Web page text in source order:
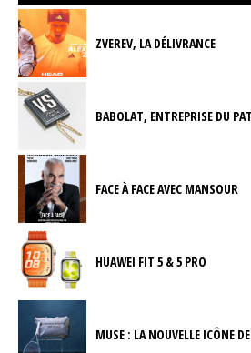
ZVEREV, LA DÉLIVRANCE
BABOLAT, ENTREPRISE DU
FACE À FACE AVEC MANSOUR
HUAWEI FIT 5 & 5 PRO
MUSE : LA NOUVELLE ICÔNE